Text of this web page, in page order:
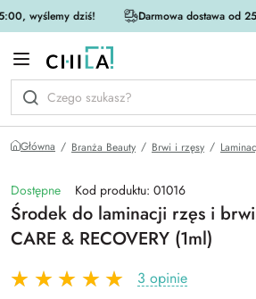
wyślemy dziś! Darmowa dostawa od
Główna Branża Beauty Brwi i rzęsy
Dostępne Kod produktu: 01016
Środek do laminacji rzęs i
CARE & RECOVERY (1ml)
3 opinie